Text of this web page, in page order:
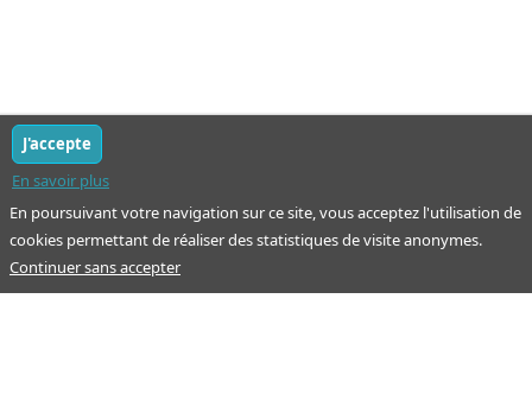
En poursuivant votre navigation sur ce site, vous acceptez l'utilisation de
cookies permettant de réaliser des statistiques de visite anonymes.
En savoir plus
J'accepte
Continuer sans accepter